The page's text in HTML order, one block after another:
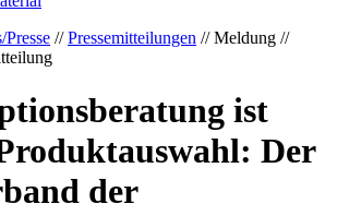
//Pressemitteilungen // Meldung //
ist
Der
der